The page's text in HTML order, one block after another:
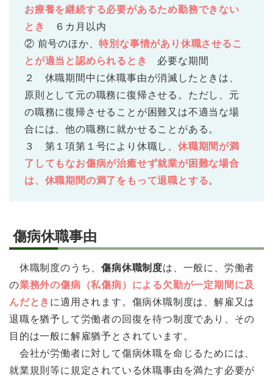
お療養を継続する必要があるため勤務できない
とき
６カ月以内
② 前号のほか、特別な事情があり休職させるこ
とが適当と認められるとき
必要な期間
２ 休職期間中に休職事由が消滅したときは、
原則として元の職務に復帰させる。ただし、元
の職務に復帰させることが困難又は不適当な場
合には、他の職務に就かせることがある。
３ 第１項第１号により休職し、 休職期間が満
了してもなお傷病が治癒せず就業が困難な場合
は、休職期間の満了をもって退職とする。
傷病休職事由
休職制度のうち、傷病休職制度は、一般に、労働者
の業務外の傷病（私傷病）による欠勤が一定期間に及
んだとき に適用されます。傷病休職制度は、解雇又は
退職を猶予して労働者の回復を待つ制度であり、その
目的は一般に解雇猶予とされています。
会社が労働者に対して傷病休職を命じるためには、
就業規則等に規定されている休職事由を満たす必要が